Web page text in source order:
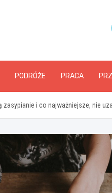
PODRÓŻE PRACA
zasypianie i co najważniejsze, nie